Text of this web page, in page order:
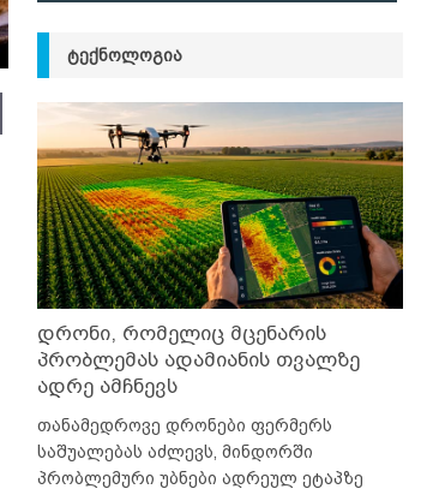
ᲢᲔᲥᲜᲝᲚᲝᲒᲘᲐ
დრონი, რომელიც მცენარის
პრობლემას ადამიანის თვალზე
ადრე ამჩნევს
თანამედროვე დრონები ფერმერს
საშუალებას აძლევს, მინდორში
პრობლემური უბნები ადრეულ ეტაპზე